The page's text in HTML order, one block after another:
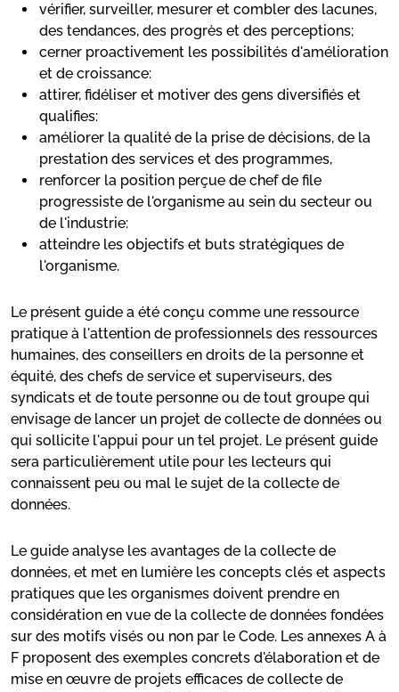
vérifier, surveiller, mesurer et combler des lacunes,
des tendances, des progrès et des perceptions;
cerner proactivement les possibilités d'amélioration
et de croissance:
attirer, fidéliser et motiver des gens diversifiés et
qualifies:
améliorer la qualité de la prise de décisions, de la
prestation des services et des programmes,
renforcer la position perçue de chef de file
progressiste de l'organisme au sein du secteur ou
de l'industrie:
atteindre les objectifs et buts stratégiques de
l'organisme.
Le présent guide a été conçu comme une ressource
pratique à l'attention de professionnels des ressources
humaines, des conseillers en droits de la personne et
équité, des chefs de service et superviseurs, des
syndicats et de toute personne ou de tout groupe qui
envisage de lancer un projet de collecte de données ou
qui sollicite l'appui pour un tel projet. Le présent guide
sera particulièrement utile pour les lecteurs qui
connaissent peu ou mal le sujet de la collecte de
données.
Le guide analyse les avantages de la collecte de
données, et met en lumière les concepts clés et aspects
pratiques que les organismes doivent prendre en
considération en vue de la collecte de données fondées
sur des motifs visés ou non par le Code. Les annexes A à
F proposent des exemples concrets d'élaboration et de
mise en œuvre de projets efficaces de collecte de